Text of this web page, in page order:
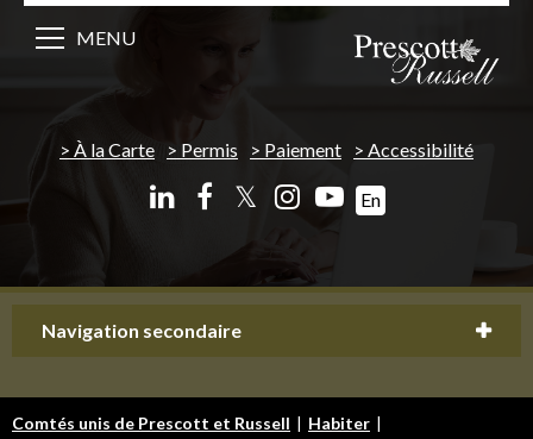
À la Carte Permis Paiement Accessibilité
𝕏 En
MENU
Navigation secondaire
Comtés unis de Prescott et Russell | Habiter |